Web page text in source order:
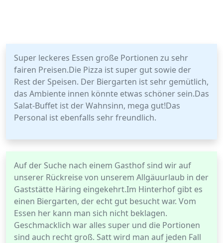
Super leckeres Essen große Portionen zu sehr
fairen Preisen.Die Pizza ist super gut sowie der
Rest der Speisen. Der Biergarten ist sehr gemütlich,
das Ambiente innen könnte etwas schöner sein.Das
Salat-Buffet ist der Wahnsinn, mega gut!Das
Personal ist ebenfalls sehr freundlich.
Auf der Suche nach einem Gasthof sind wir auf
unserer Rückreise von unserem Allgäuurlaub in der
Gaststätte Häring eingekehrt.Im Hinterhof gibt es
einen Biergarten, der echt gut besucht war. Vom
Essen her kann man sich nicht beklagen.
Geschmacklich war alles super und die Portionen
sind auch recht groß. Satt wird man auf jeden Fall